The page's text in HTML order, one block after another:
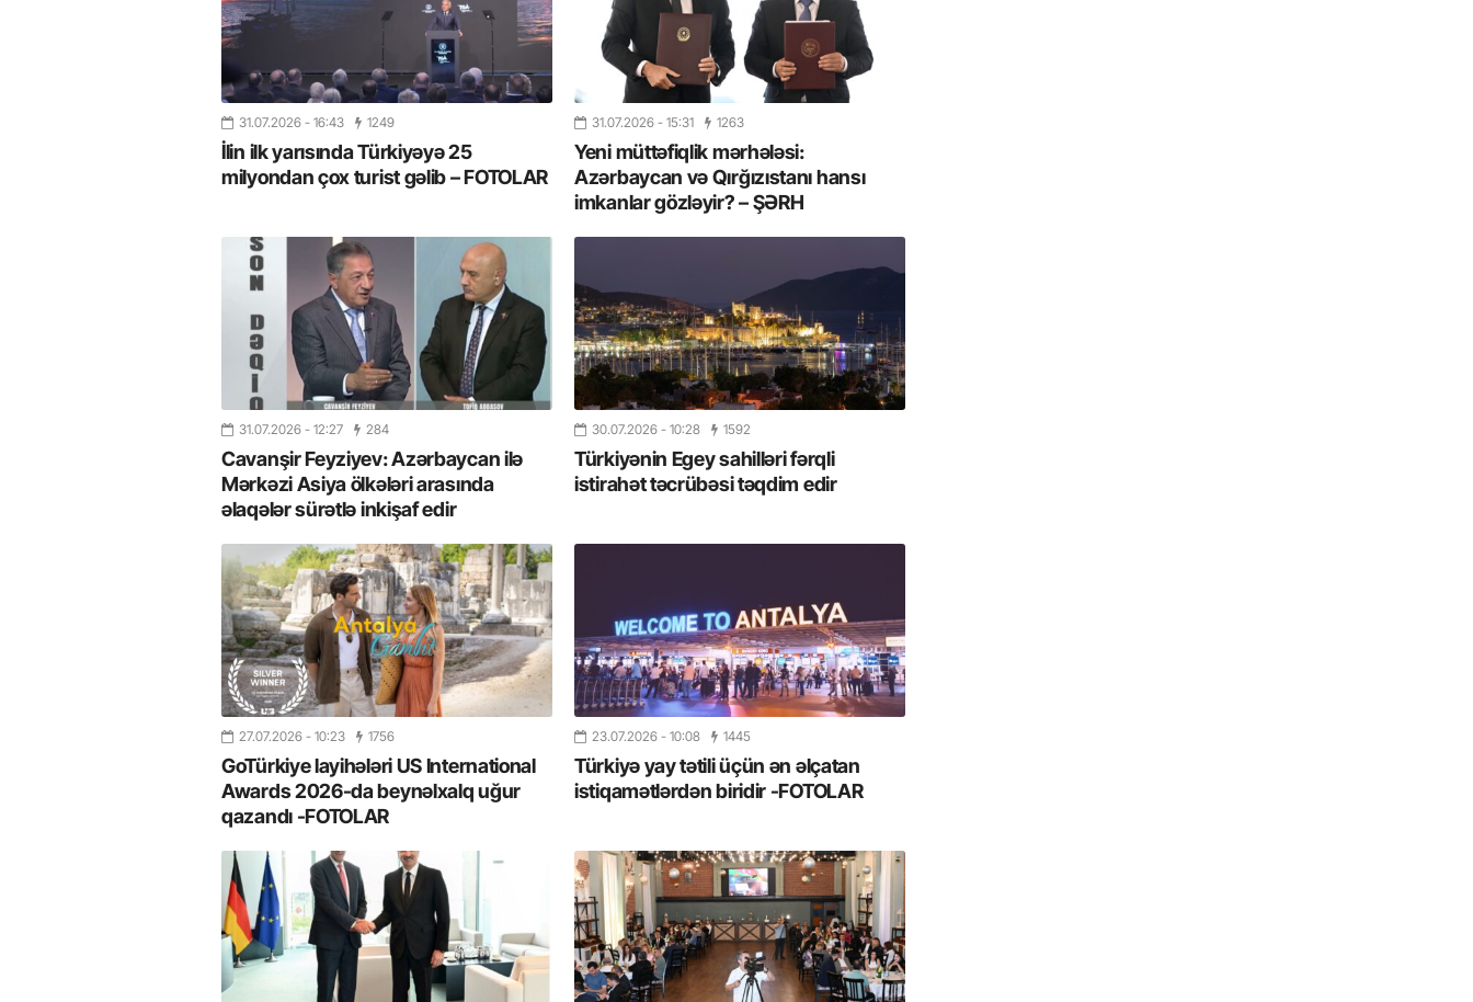
31.07.2026 - 16:43 1249
İlin ilk yarısında Türkiyəyə 25
milyondan çox turist gəlib – FOTOLAR
31.07.2026 - 15:31 1263
Yeni müttəfiqlik mərhələsi:
Azərbaycan və Qırğızıstanı hansı
imkanlar gözləyir? – ŞƏRH
31.07.2026 - 12:27 284
Cavanşir Feyziyev: Azərbaycan ilə
Mərkəzi Asiya ölkələri arasında
əlaqələr sürətlə inkişaf edir
30.07.2026 - 10:28 1592
Türkiyənin Egey sahilləri fərqli
istirahət təcrübəsi təqdim edir
27.07.2026 - 10:23 1756
GoTürkiye layihələri US International
Awards 2026-da beynəlxalq uğur
qazandı -FOTOLAR
23.07.2026 - 10:08 1445
Türkiyə yay tətili üçün ən əlçatan
istiqamətlərdən biridir -FOTOLAR